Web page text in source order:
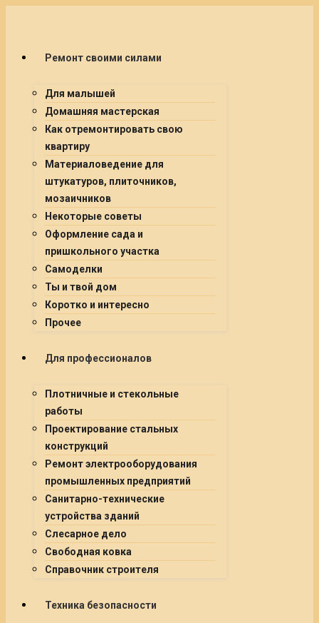
Ремонт своими силами
Для малышей
Домашняя мастерская
Как отремонтировать свою
квартиру
Материаловедение для
штукатуров, плиточников,
мозаичников
Некоторые советы
Оформление сада и
пришкольного участка
Самоделки
Ты и твой дом
Коротко и интересно
Прочее
Для профессионалов
Плотничные и стекольные
работы
Проектирование стальных
конструкций
Ремонт электрооборудования
промышленных предприятий
Санитарно-технические
устройства зданий
Слесарное дело
Свободная ковка
Справочник строителя
Техника безопасности